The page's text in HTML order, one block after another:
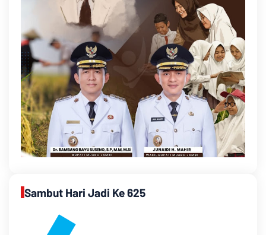
Sambut Hari Jadi Ke 625